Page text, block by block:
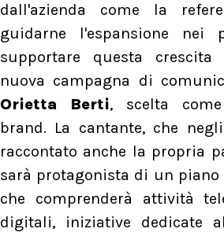
dall'azienda come la
guidarne l'espansione nei
supportare questa
nuova campagna di
Orietta Berti, scelta
brand. La cantante, che
raccontato anche la propria
sarà protagonista di un
che comprenderà attività
digitali, iniziative dedicate